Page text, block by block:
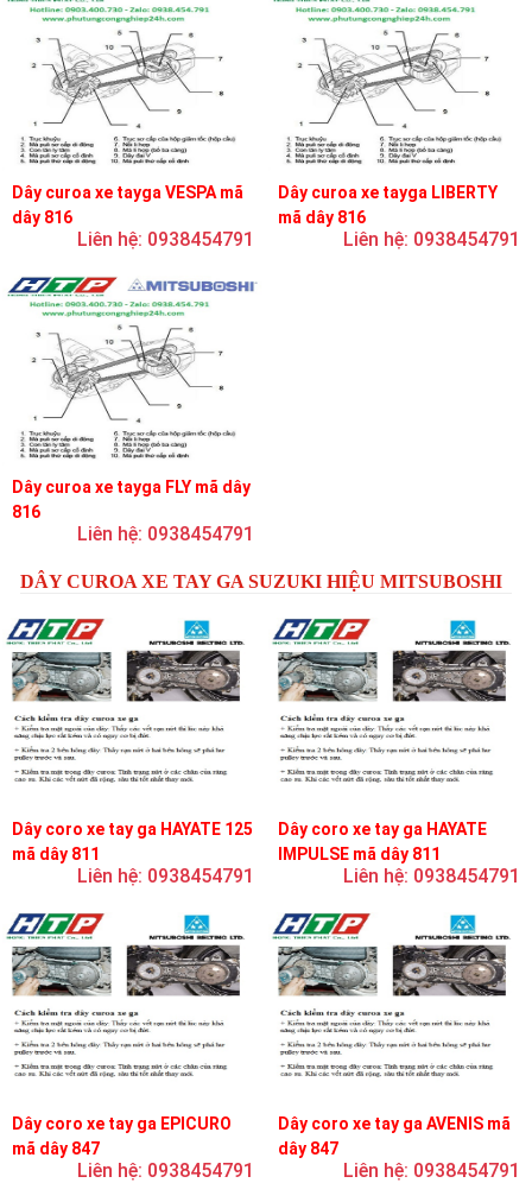
Dây curoa xe tayga VESPA mã
dây 816
Liên hệ: 0938454791
Dây curoa xe tayga LIBERTY
mã dây 816
Liên hệ: 0938454791
Dây curoa xe tayga FLY mã dây
816
Liên hệ: 0938454791
DÂY CUROA XE TAY GA SUZUKI HIỆU MITSUBOSHI
Dây coro xe tay ga HAYATE 125
mã dây 811
Liên hệ: 0938454791
Dây coro xe tay ga HAYATE
IMPULSE mã dây 811
Liên hệ: 0938454791
Dây coro xe tay ga EPICURO
mã dây 847
Liên hệ: 0938454791
Dây coro xe tay ga AVENIS mã
dây 847
Liên hệ: 0938454791